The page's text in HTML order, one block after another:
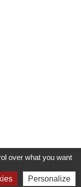
over what you want
Personalize